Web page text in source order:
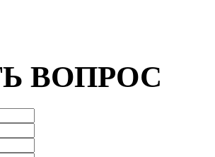
ВОПРОС